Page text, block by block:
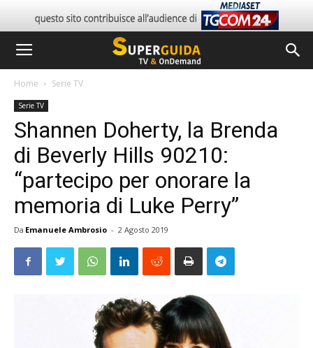
Home Serie TV
Serie TV
Shannen Doherty, la Brenda
di Beverly Hills 90210:
“partecipo per onorare la
memoria di Luke Perry”
Da Emanuele Ambrosio - 2 Agosto 2019